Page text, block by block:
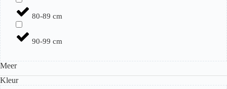
80-89 cm
90-99 cm
Meer
Kleur